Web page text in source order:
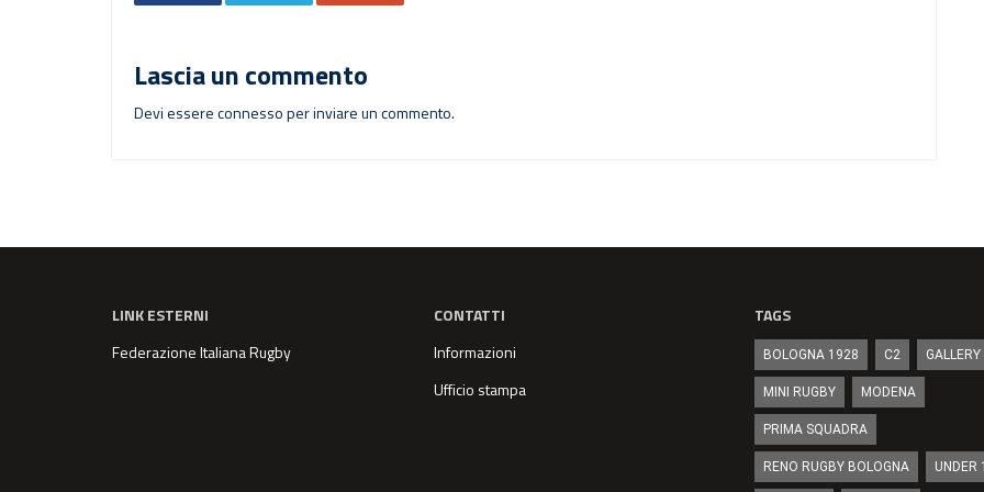
Lascia un commento
Devi essereconnessoper inviare un commento.
LINK ESTERNI
Federazione Italiana Rugby
CONTATTI
Informazioni
Ufficio stampa
TAGS
BOLOGNA 1928 C2 GALLERY
MINI RUGBY MODENA
PRIMA SQUADRA
RENO RUGBY BOLOGNA UNDER